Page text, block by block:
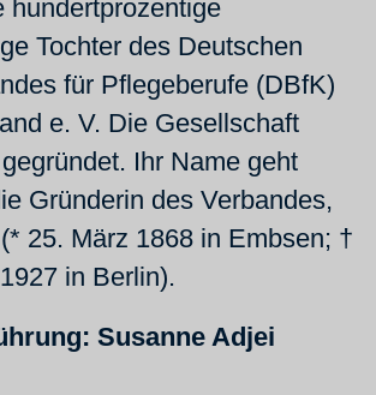
hundertprozentige
Tochter des Deutschen
für Pflegeberufe (DBfK)
e. V. Die Gesellschaft
Ihr Name geht
Gründerin des Verbandes,
25. März 1868 in Embsen; †
in Berlin).
Susanne Adjei